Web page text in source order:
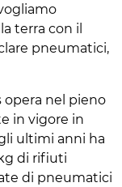
terra con il
pneumatici,
opera nel pieno
in vigore in
ultimi anni ha
di rifiuti
di pneumatici